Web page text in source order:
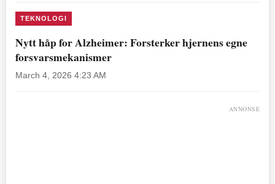
TEKNOLOGI
Nytt håp for Alzheimer: Forsterker hjernens egne
forsvarsmekanismer
March 4, 2026 4:23 AM
ANNONSE